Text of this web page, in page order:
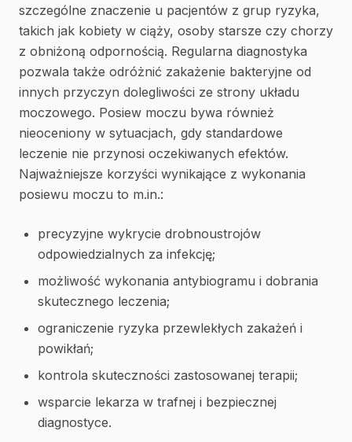
szczególne znaczenie u pacjentów z grup ryzyka,
takich jak kobiety w ciąży, osoby starsze czy chorzy
z obniżoną odpornością. Regularna diagnostyka
pozwala także odróżnić zakażenie bakteryjne od
innych przyczyn dolegliwości ze strony układu
moczowego. Posiew moczu bywa również
nieoceniony w sytuacjach, gdy standardowe
leczenie nie przynosi oczekiwanych efektów.
Najważniejsze korzyści wynikające z wykonania
posiewu moczu to m.in.:
precyzyjne wykrycie drobnoustrojów
odpowiedzialnych za infekcję;
możliwość wykonania antybiogramu i dobrania
skutecznego leczenia;
ograniczenie ryzyka przewlekłych zakażeń i
powikłań;
kontrola skuteczności zastosowanej terapii;
wsparcie lekarza w trafnej i bezpiecznej
diagnostyce.